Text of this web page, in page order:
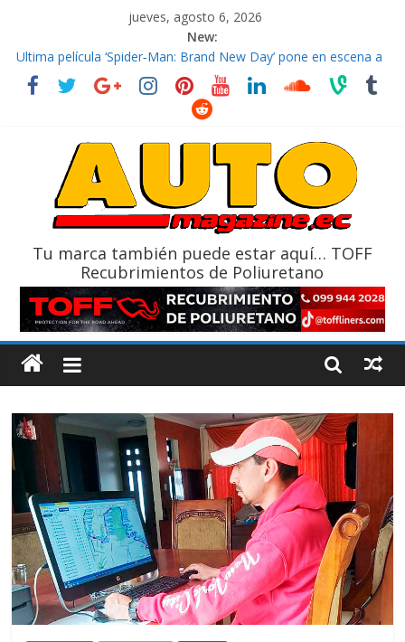
jueves, agosto 6, 2026
New:
El costo de tener un vehículo gana protagonismo a la hora de
decidir
Ultima película ‘Spider‑Man: Brand New Day’ pone en escena a
La Vuelta al Ecuador 2026, edición 47ª, recorre 7 provincias en 8
La FEDAK recibe 12 Sinotruk Bolden para cubrir las rutas de La
Tu marca también puede estar aquí… TOFF
Recubrimientos de Poliuretano